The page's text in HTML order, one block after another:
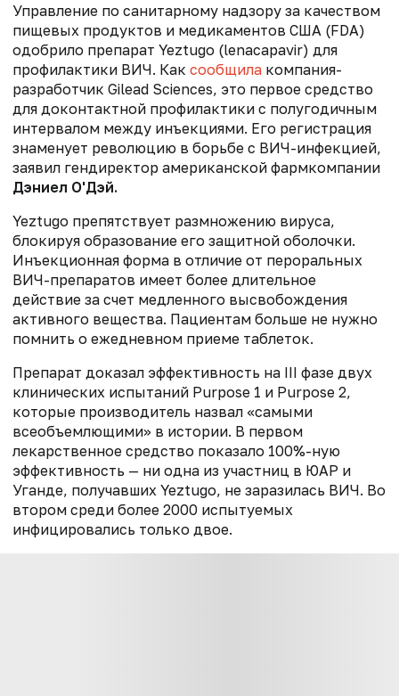
Управление по санитарному надзору за качеством
пищевых продуктов и медикаментов США (FDA)
одобрило препарат Yeztugo (lenacapavir) для
профилактики ВИЧ. Как сообщила компания-
разработчик Gilead Sciences, это первое средство
для доконтактной профилактики с полугодичным
интервалом между инъекциями. Его регистрация
знаменует революцию в борьбе с ВИЧ-инфекцией,
заявил гендиректор американской фармкомпании
Дэниел О'Дэй.
Yeztugo препятствует размножению вируса,
блокируя образование его защитной оболочки.
Инъекционная форма в отличие от пероральных
ВИЧ-препаратов имеет более длительное
действие за счет медленного высвобождения
активного вещества. Пациентам больше не нужно
помнить о ежедневном приеме таблеток.
Препарат доказал эффективность на III фазе двух
клинических испытаний Purpose 1 и Purpose 2,
которые производитель назвал «самыми
всеобъемлющими» в истории. В первом
лекарственное средство показало 100%-ную
эффективность — ни одна из участниц в ЮАР и
Уганде, получавших Yeztugo, не заразилась ВИЧ. Во
втором среди более 2000 испытуемых
инфицировались только двое.